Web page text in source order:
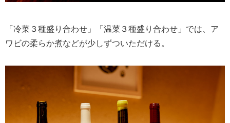
「冷菜３種盛り合わせ」「温菜３種盛り合わせ」では、ア
ワビの柔らか煮などが少しずついただける。